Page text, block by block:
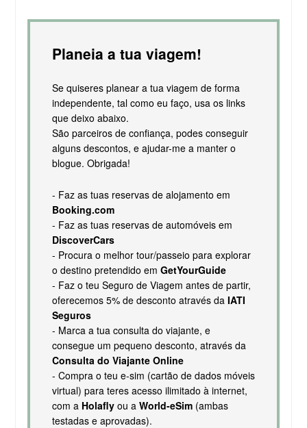
Planeia a tua viagem!
Se quiseres planear a tua viagem de forma
independente, tal como eu faço, usa os links
que deixo abaixo.
São parceiros de confiança, podes conseguir
alguns descontos, e ajudar-me a manter o
blogue. Obrigada!
- Faz as tuas reservas de alojamento em
Booking.com
- Faz as tuas reservas de automóveis em
DiscoverCars
- Procura o melhor tour/passeio para explorar
o destino pretendido em GetYourGuide
- Faz o teu Seguro de Viagem antes de partir,
oferecemos 5% de desconto através da IATI
Seguros
- Marca a tua consulta do viajante, e
consegue um pequeno desconto, através da
Consulta do Viajante Online
- Compra o teu e-sim (cartão de dados móveis
virtual) para teres acesso ilimitado à internet,
com a Holaflyou a World-eSim(ambas
testadas e aprovadas).